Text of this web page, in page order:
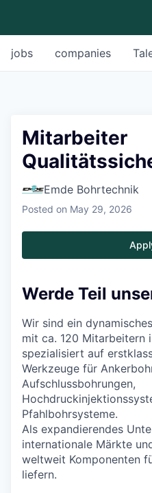
jobs companies
Mitarbeiter
Emde Bohrtechnik
Posted on May 29, 2026
Werde Teil
Wir sind ein
mit ca. 120 Mitarbeitern
spezialisiert auf
Werkzeuge für
Aufschlussbohrungen,
Pfahlbohrsysteme.
Als expandierendes
internationale Märkte
weltweit Komponenten
liefern.